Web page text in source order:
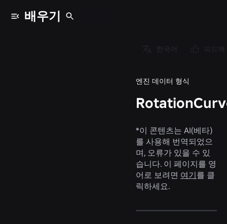
배우기
엔진 데이터 형식
*이 콘텐츠는 AI(베타)
를 사용해 번역되었으
며, 오류가 있을 수 있
습니다. 이 페이지를 영
어로 보려면 여기를 클
릭하세요.